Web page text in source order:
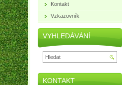
Kontakt
Vzkazovník
VYHLEDÁVÁNÍ
KONTAKT